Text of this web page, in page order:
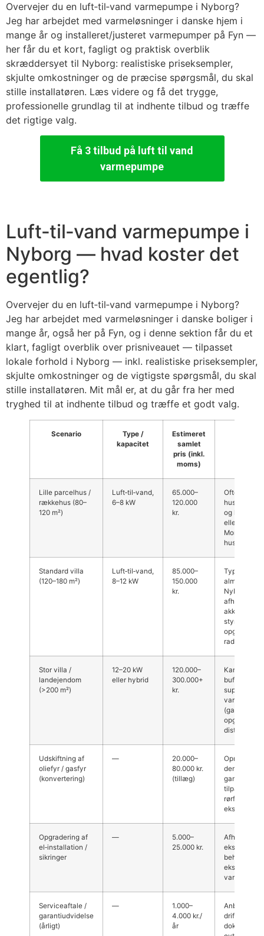
Overvejer du en luft‑til‑vand varmepumpe i Nyborg?
Jeg har arbejdet med varmeløsninger i danske hjem i
mange år og installeret/justeret varmepumper på Fyn —
her får du et kort, fagligt og praktisk overblik
skræddersyet til Nyborg: realistiske priseksempler,
skjulte omkostninger og de præcise spørgsmål, du skal
stille installatøren. Læs videre og få det trygge,
professionelle grundlag til at indhente tilbud og træffe
det rigtige valg.
Få 3 tilbud på luft til vand
varmepumpe
Luft‑til‑vand varmepumpe i
Nyborg — hvad koster det
egentlig?
Overvejer du en luft‑til‑vand varmepumpe i Nyborg?
Jeg har arbejdet med varmeløsninger i danske boliger i
mange år, også her på Fyn, og i denne sektion får du et
klart, fagligt overblik over prisniveauet — tilpasset
lokale forhold i Nyborg — inkl. realistiske priseksempler,
skjulte omkostninger og de vigtigste spørgsmål, du skal
stille installatøren. Mit mål er, at du går fra her med
tryghed til at indhente tilbud og træffe et godt valg.
Scenario
Type /
kapacitet
Estimeret
samlet
pris (inkl.
moms)
Lille parcelhus /
rækkehus (80–
120 m²)
Luft‑til‑vand,
6–8 kW
65.000–
120.000
kr.
Ofte
huset er
og har
eller store
Montøren
husets
Standard villa
(120–180 m²)
Luft‑til‑vand,
8–12 kW
85.000–
150.000
kr.
Typisk den
almindelige
Nyborg.
afhænger af
styring og
radiatorer.
Stor villa /
landejendom
(>200 m²)
12–20 kW
eller hybrid
120.000–
300.000+
kr.
Kan kræve
buffertank,
supplerende
varmekilde
(gas/olie/
Udskiftning af
oliefyr / gasfyr
(konvertering)
—
20.000–
80.000 kr.
(tillæg)
Oprydning,
gammelt
tilpasning af
rørføringer
ekstra
Opgradering af
el‑installation /
sikringer
—
5.000–
25.000 kr.
Afhængig af
behov for
ekstra
Serviceaftale /
garantiudvidelse
(årligt)
—
1.000–
4.000 kr./
år
Anbefales
drift og